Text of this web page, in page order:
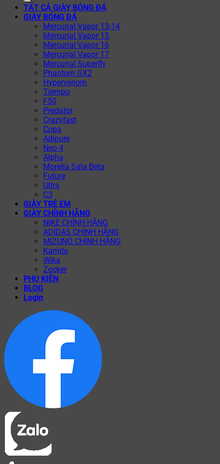
TẤT CẢ GIÀY BÓNG ĐÁ
GIÀY BÓNG ĐÁ
Mercurial Vapor 13-14
Mercurial Vapor 15
Mercurial Vapor 16
Mercurial Vapor 17
Mercurial Superfly
Phantom GX2
Hypervenom
Tiempo
F50
Predator
Crazyfast
Copa
Adipure
Neo 4
Alpha
Morelia Sala Beta
Future
Ultra
C3
GIÀY TRẺ EM
GIÀY CHÍNH HÃNG
NIKE CHÍNH HÃNG
ADIDAS CHÍNH HÃNG
MIZUNO CHÍNH HÃNG
Kamito
Wika
Zocker
PHỤ KIỆN
BLOG
Login